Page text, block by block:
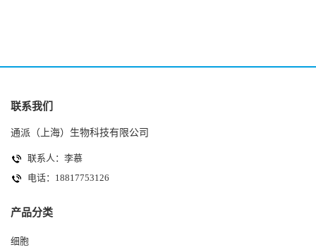
联系我们
通派（上海）生物科技有限公司
联系人：李慕
电话：18817753126
产品分类
细胞